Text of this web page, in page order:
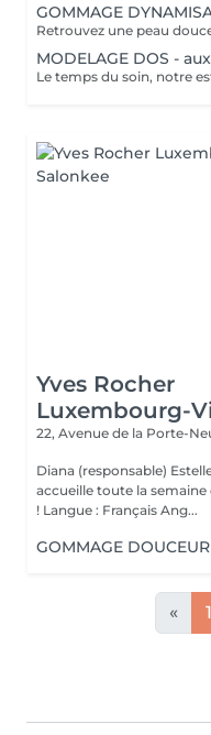
GOMMAGE
MODELAGE DOS -
Yves Rocher
Luxembourg-
22, Avenue de la Porte-
Diana (responsable)
accueille toute la semaine
! Langue : Français Ang...
GOMMAGE
« 1